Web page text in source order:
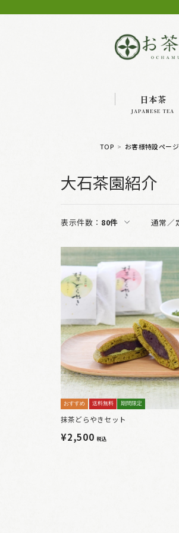
日本茶
JAPANESE TEA
TOP お客様特設ページ
大石茶園紹介
表示件数： 80件 通常／
おすすめ 送料無料 期間限定
抹茶どらやきセット
¥2,500税込